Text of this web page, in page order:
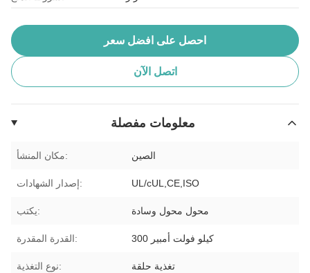
احصل على افضل سعر
اتصل الآن
معلومات مفصلة
مكان المنشأ: الصين
إصدار الشهادات: UL/cUL,CE,ISO
يكتب: محول محول وسادة
القدرة المقدرة: 300 كيلو فولت أمبير
نوع التغذية: تغذية حلقة